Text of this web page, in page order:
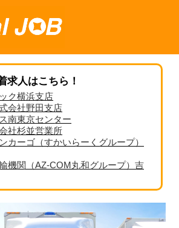
求人はこちら！
ク横浜支店
会社野田支店
南東京センター
社杉並営業所
カーゴ（すかいらーくグループ）
機関（AZ-COM丸和グループ）吉